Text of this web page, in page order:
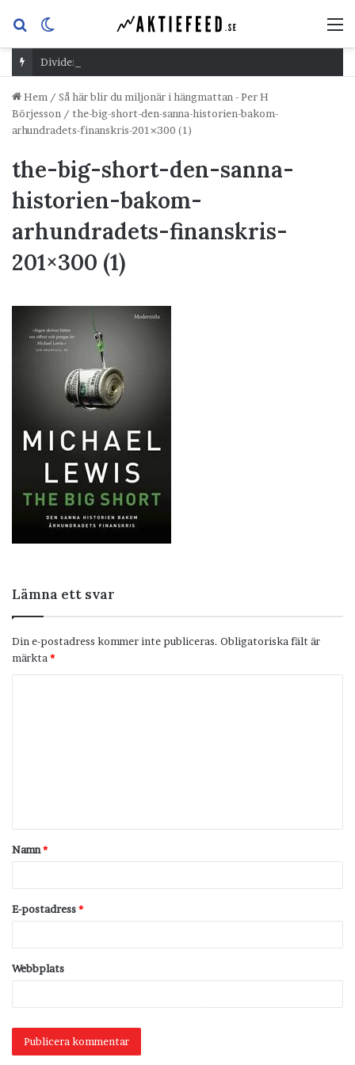
Sök
efterskin
Dividend Overshoot Day
Hem / Så här blir du miljonär i hängmattan - Per H
Börjesson / the-big-short-den-sanna-historien-bakom-
arhundradets-finanskris-201×300 (1)
the-big-short-den-sanna-
historien-bakom-
arhundradets-finanskris-
201×300 (1)
Lämna ett svar
Din e-postadress kommer inte publiceras. Obligatoriska fält är
märkta *
t
a
Namn*
E-postadress*
Webbplats